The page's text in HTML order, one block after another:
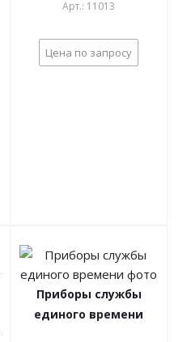
Арт.: 11013
Цена по запросу
Приборы службы
единого времени